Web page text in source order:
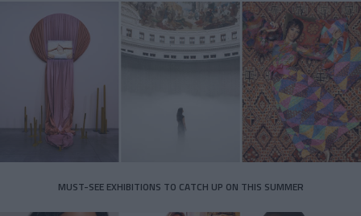
MUST-SEE EXHIBITIONS TO CATCH UP ON THIS SUMMER